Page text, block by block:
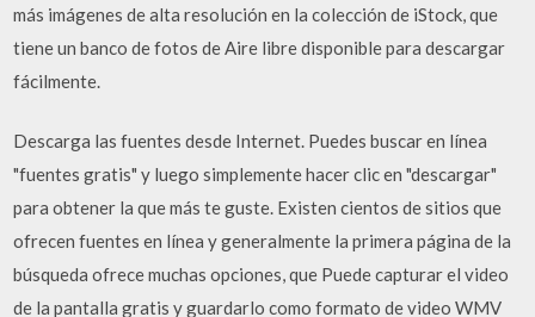
más imágenes de alta resolución en la colección de iStock, que
tiene un banco de fotos de Aire libre disponible para descargar
fácilmente.
Descarga las fuentes desde Internet. Puedes buscar en línea
"fuentes gratis" y luego simplemente hacer clic en "descargar"
para obtener la que más te guste. Existen cientos de sitios que
ofrecen fuentes en línea y generalmente la primera página de la
búsqueda ofrece muchas opciones, que Puede capturar el video
de la pantalla gratis y guardarlo como formato de video WMV